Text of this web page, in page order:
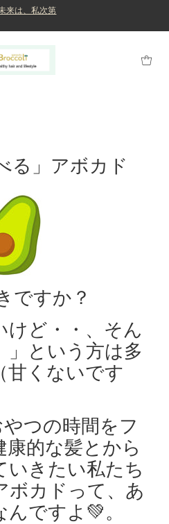
来は、私次第
る」アボカド
ですか？
けど・・、そん
」という方は多
甘くないです
つの時間をフ
的な髪とから
いきたい私たち
ボカドって、あ
ですよ💚。